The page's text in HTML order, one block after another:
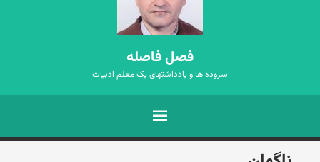
فصل فاصله
سروده ها و یادداشتهای یک معلم ادبیات
فهرست
رفتن